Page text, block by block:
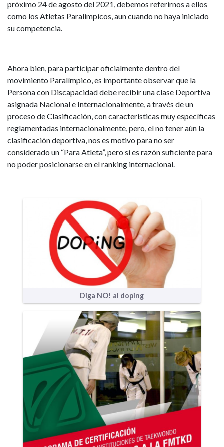
próximo 24 de agosto del 2021, debemos referirnos a ellos
como los Atletas Paralímpicos, aun cuando no haya iniciado
su competencia.
Ahora bien, para participar oficialmente dentro del
movimiento Paralímpico, es importante observar que la
Persona con Discapacidad debe recibir una clase Deportiva
asignada Nacional e Internacionalmente, a través de un
proceso de Clasificación, con características muy específicas
reglamentadas internacionalmente, pero, el no tener aún la
clasificación deportiva, nos es motivo para no ser
considerado un “Para Atleta”, pero si es razón suficiente para
no poder posicionarse en el ranking internacional.
Diga NO! al doping